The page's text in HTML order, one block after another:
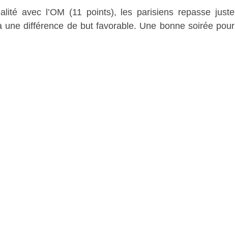
avec l’OM (11 points), les parisiens repasse juste
une différence de but favorable. Une bonne soirée pour